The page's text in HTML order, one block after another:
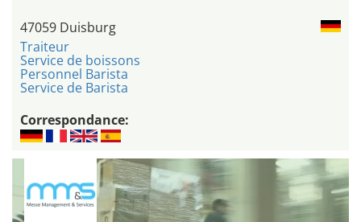
47059 Duisburg
Traiteur
Service de boissons
Personnel Barista
Service de Barista
Correspondance: